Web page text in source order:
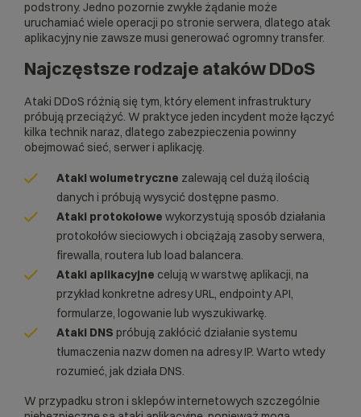
podstrony. Jedno pozornie zwykłe żądanie może
uruchamiać wiele operacji po stronie serwera, dlatego atak
aplikacyjny nie zawsze musi generować ogromny transfer.
Najczęstsze rodzaje ataków DDoS
Ataki DDoS różnią się tym, który element infrastruktury
próbują przeciążyć. W praktyce jeden incydent może łączyć
kilka technik naraz, dlatego zabezpieczenia powinny
obejmować sieć, serwer i aplikację.
Ataki wolumetryczne zalewają cel dużą ilością
danych i próbują wysycić dostępne pasmo.
Ataki protokołowe wykorzystują sposób działania
protokołów sieciowych i obciążają zasoby serwera,
firewalla, routera lub load balancera.
Ataki aplikacyjne celują w warstwę aplikacji, na
przykład konkretne adresy URL, endpointy API,
formularze, logowanie lub wyszukiwarkę.
Ataki DNS próbują zakłócić działanie systemu
tłumaczenia nazw domen na adresy IP. Warto wtedy
rozumieć, jak działa DNS.
W przypadku stron i sklepów internetowych szczególnie